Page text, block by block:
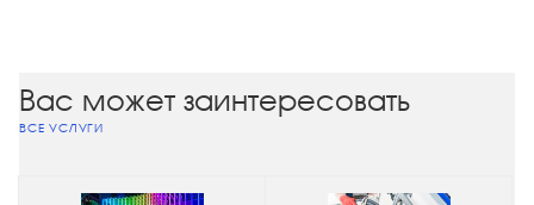
Вас может заинтересовать
ВСЕ УСЛУГИ